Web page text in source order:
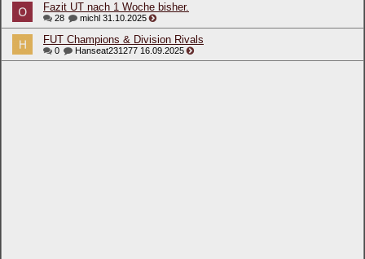
Fazit UT nach 1 Woche bisher.
28 michl 31.10.2025
FUT Champions & Division Rivals
0 Hanseat231277 16.09.2025